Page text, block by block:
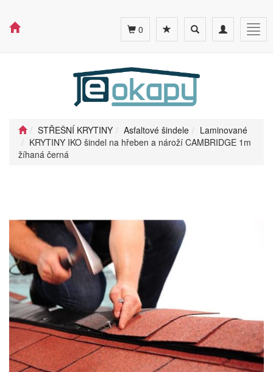
Toggle
navigation
Toggle
search
0
STŘEŠNÍ KRYTINY Asfaltové šindele
Laminované
KRYTINY IKO šindel na hřeben a nároží CAMBRIDGE 1m
žíhaná černá